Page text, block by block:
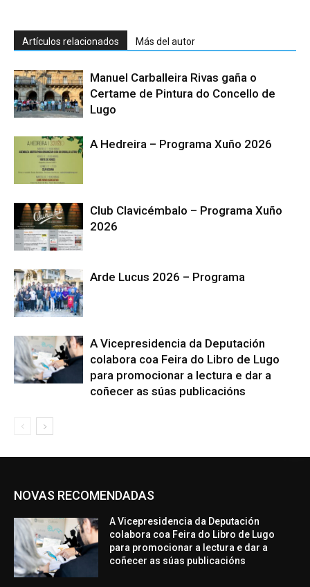
Artículos relacionados Más del autor
Manuel Carballeira Rivas gaña o
Certame de Pintura do Concello de
Lugo
A Hedreira – Programa Xuño 2026
Club Clavicémbalo – Programa Xuño
2026
Arde Lucus 2026 – Programa
A Vicepresidencia da Deputación
colabora coa Feira do Libro de Lugo
para promocionar a lectura e dar a
coñecer as súas publicacións
NOVAS RECOMENDADAS
A Vicepresidencia da Deputación
colabora coa Feira do Libro de Lugo
para promocionar a lectura e dar a
coñecer as súas publicacións